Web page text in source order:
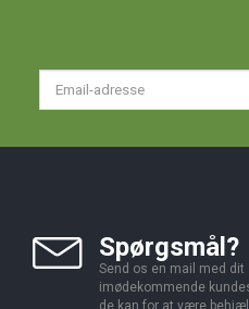
Spørgsmål?
Send os en mail med
imødekommende
de kan for at være